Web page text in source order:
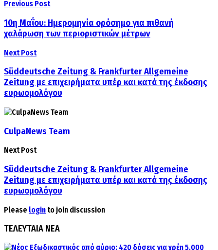
Previous Post
10η Μαΐου: Hμερομηνία ορόσημο για πιθανή
χαλάρωση των περιοριστικών μέτρων
Next Post
Süddeutsche Zeitung & Frankfurter Allgemeine
Zeitung με επιχειρήματα υπέρ και κατά της έκδοσης
ευρωομολόγου
CulpaNews Team
Next Post
Süddeutsche Zeitung & Frankfurter Allgemeine
Zeitung με επιχειρήματα υπέρ και κατά της έκδοσης
ευρωομολόγου
Please login to join discussion
ΤΕΛΕΥΤΑΙΑ ΝΕΑ